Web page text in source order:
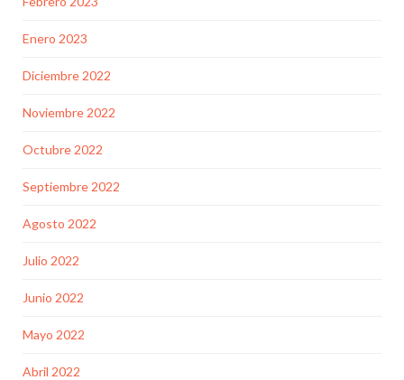
Enero 2023
Diciembre 2022
Noviembre 2022
Octubre 2022
Septiembre 2022
Agosto 2022
Julio 2022
Junio 2022
Mayo 2022
Abril 2022